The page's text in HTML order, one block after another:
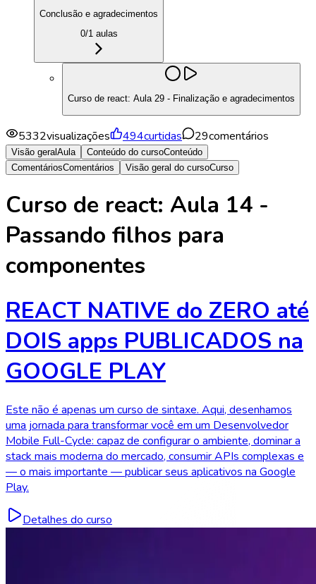
Conclusão e agradecimentos
0/1 aulas
Curso de react: Aula 29 - Finalização e agradecimentos
5332visualizações 494curtidas 29comentários
Visão geralAula Conteúdo do cursoConteúdo
ComentáriosComentários Visão geral do cursoCurso
Curso de react: Aula 14 -
Passando filhos para
componentes
REACT NATIVE do ZERO até
DOIS apps PUBLICADOS na
GOOGLE PLAY
Este não é apenas um curso de sintaxe. Aqui, desenhamos
uma jornada para transformar você em um Desenvolvedor
Mobile Full-Cycle: capaz de configurar o ambiente, dominar a
stack mais moderna do mercado, consumir APIs complexas e
— o mais importante — publicar seus aplicativos na Google
Play.
Detalhes do curso